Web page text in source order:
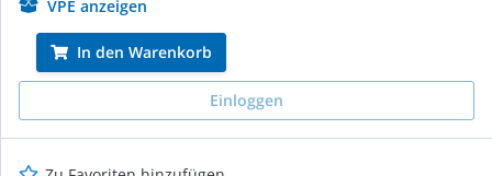
VPE anzeigen
In den Warenkorb
Einloggen